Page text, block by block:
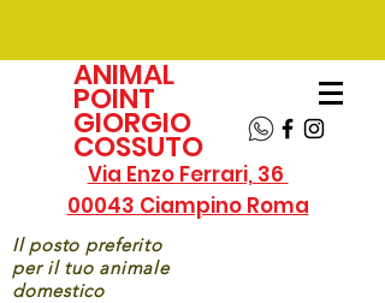
ANIMAL
POINT
GIORGIO
COSSUTO
Via Enzo Ferrari, 36
00043 Ciampino Roma
Il posto preferito
per il tuo animale
domestico